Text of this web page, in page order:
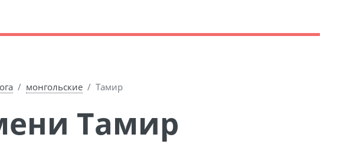
монгольские Тамир
Тамир